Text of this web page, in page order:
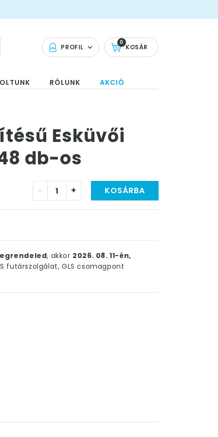
PROFIL KOSÁR
0
RÓLUNK AKCIÓ
Esküvői
db-os
- + KOSÁRBA
, akkor 2026. 08. 11-én,
futárszolgálat, GLS csomagpont